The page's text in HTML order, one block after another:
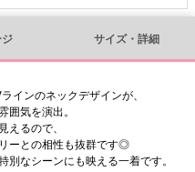
サイズ・詳細
インのネックデザインが、
囲気を演出。
えるので、
ーとの相性も抜群です◎
なシーンにも映える一着です。